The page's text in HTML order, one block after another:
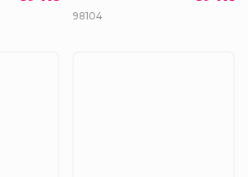
98104